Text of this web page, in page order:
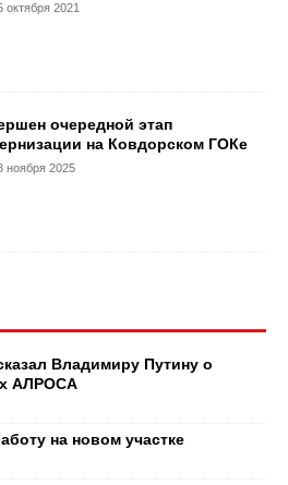
октября 2021
очередной этап
на Ковдорском ГОКе
ноября 2025
Владимиру Путину о
АЛРОСА
на новом участке